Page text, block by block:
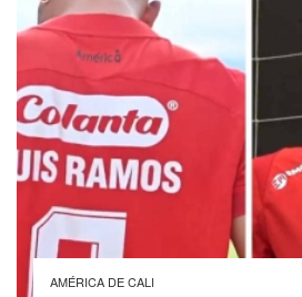
AMÉRICA DE CALI